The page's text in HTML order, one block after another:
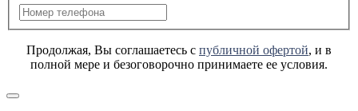
Продолжая, Вы соглашаетесь с публичной офертой, и в
полной мере и безоговорочно принимаете ее условия.